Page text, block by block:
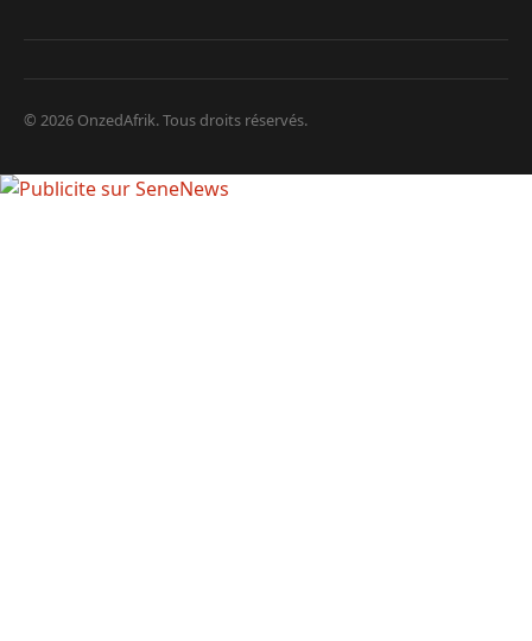
© 2026 OnzedAfrik. Tous droits réservés.